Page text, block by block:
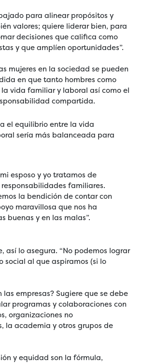
para alinear propósitos y
valores; quiere liderar bien, para
decisiones que califica como
y que amplíen oportunidades”.
mujeres en la sociedad se pueden
en que tanto hombres como
la vida familiar y laboral así como el
compartida.
el equilibrio entre la vida
sería más balanceada para
esposo y yo tratamos de
familiares.
la bendición de contar con
maravillosa que nos ha
buenas y en las malas”.
así lo asegura. “No podemos lograr
social al que aspiramos (si lo
las empresas? Sugiere que se debe
programas y colaboraciones con
organizaciones no
la academia y otros grupos de
y equidad son la fórmula,